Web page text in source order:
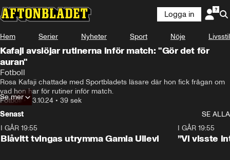
Logga in
Hem Serier Nyheter Sport Nöje Livsstil
Kafaji avslöjar rutinerna inför match: "Gör det för
auran"
Fotboll
Rosa Kafaji chattade med Sportbladets läsare där hon fick frågan om
vad hon har för rutiner inför match.
Fotboll•23.10.24 • 39 sek
Se mer
Senast
SE ALLA
I GÅR 19:55
Blåvitt tvingas utrymma Gamla Ullevi
I GÅR 19:55
”Vi visste